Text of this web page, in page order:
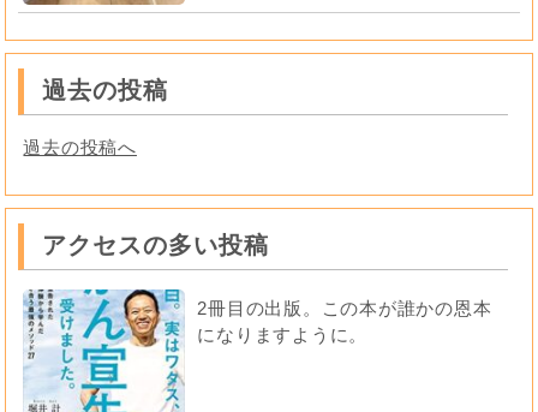
過去の投稿
過去の投稿へ
アクセスの多い投稿
2冊目の出版。この本が誰かの恩本
になりますように。